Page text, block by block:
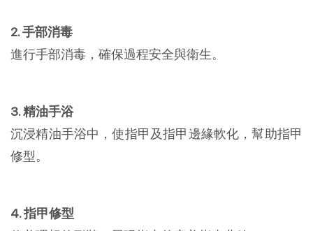
2. 手部消毒
進行手部消毒，確保過程安全與衛生。
3. 精油手浴
沉浸精油手浴中，使指甲及指甲邊緣軟化，幫助指甲
修型。
4. 指甲修型